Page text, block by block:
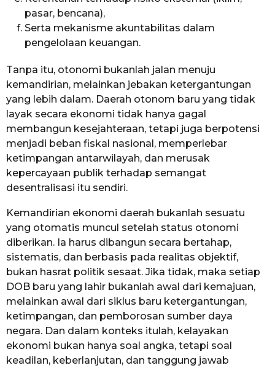
pasar, bencana),
Serta mekanisme akuntabilitas dalam
pengelolaan keuangan.
Tanpa itu, otonomi bukanlah jalan menuju
kemandirian, melainkan jebakan ketergantungan
yang lebih dalam. Daerah otonom baru yang tidak
layak secara ekonomi tidak hanya gagal
membangun kesejahteraan, tetapi juga berpotensi
menjadi beban fiskal nasional, memperlebar
ketimpangan antarwilayah, dan merusak
kepercayaan publik terhadap semangat
desentralisasi itu sendiri.
Kemandirian ekonomi daerah bukanlah sesuatu
yang otomatis muncul setelah status otonomi
diberikan. Ia harus dibangun secara bertahap,
sistematis, dan berbasis pada realitas objektif,
bukan hasrat politik sesaat. Jika tidak, maka setiap
DOB baru yang lahir bukanlah awal dari kemajuan,
melainkan awal dari siklus baru ketergantungan,
ketimpangan, dan pemborosan sumber daya
negara. Dan dalam konteks itulah, kelayakan
ekonomi bukan hanya soal angka, tetapi soal
keadilan, keberlanjutan, dan tanggung jawab